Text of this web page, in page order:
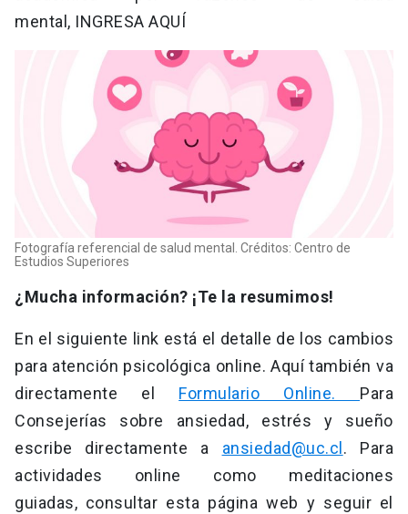
mental, INGRESA AQUÍ
Fotografía referencial de salud mental. Créditos: Centro de
Estudios Superiores
¿Mucha información? ¡Te la resumimos!
En el siguiente link está el detalle de los cambios
para atención psicológica online. Aquí también va
directamente el Formulario Online. Para
Consejerías sobre ansiedad, estrés y sueño
escribe directamente a ansiedad@uc.cl . Para
actividades online como meditaciones
guiadas, consultar esta página web y seguir el